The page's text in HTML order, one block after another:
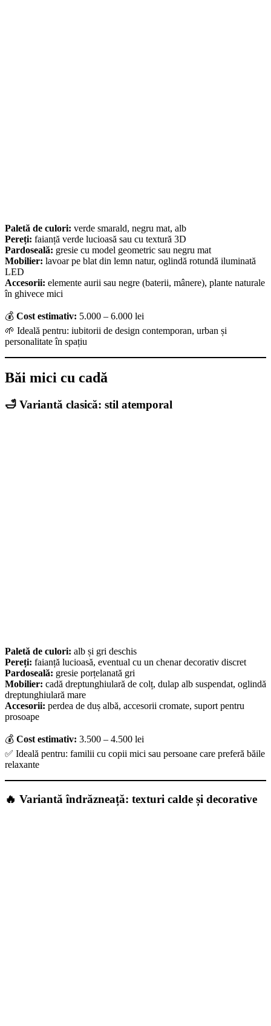
Paletă de culori: verde smarald, negru mat, alb
Pereți: faianță verde lucioasă sau cu textură 3D
Pardoseală: gresie cu model geometric sau negru mat
Mobilier: lavoar pe blat din lemn natur, oglindă rotundă iluminată
LED
Accesorii: elemente aurii sau negre (baterii, mânere), plante naturale
în ghivece mici
💰 Cost estimativ: 5.000 – 6.000 lei
🌱 Ideală pentru: iubitorii de design contemporan, urban și
personalitate în spațiu
Băi mici cu cadă
🛁 Variantă clasică: stil atemporal
Paletă de culori: alb și gri deschis
Pereți: faianță lucioasă, eventual cu un chenar decorativ discret
Pardoseală: gresie porțelanată gri
Mobilier: cadă dreptunghiulară de colț, dulap alb suspendat, oglindă
dreptunghiulară mare
Accesorii: perdea de duș albă, accesorii cromate, suport pentru
prosoape
💰 Cost estimativ: 3.500 – 4.500 lei
✅ Ideală pentru: familii cu copii mici sau persoane care preferă băile
relaxante
🔥 Variantă îndrăzneață: texturi calde și decorative